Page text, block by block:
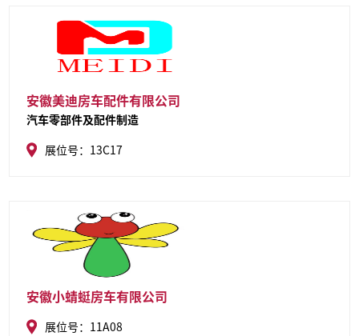
安徽美迪房车配件有限公司
汽车零部件及配件制造
展位号：13C17
安徽小蜻蜓房车有限公司
展位号：11A08